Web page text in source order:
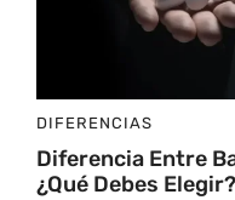
DIFERENCIAS
Diferencia Entre
¿Qué Debes Elegir?